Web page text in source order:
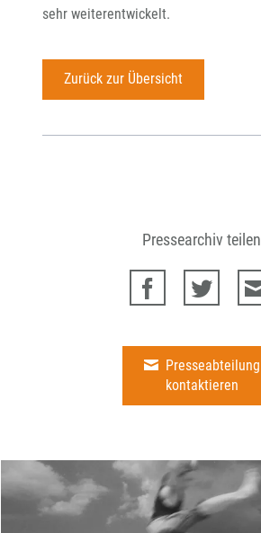
sehr weiterentwickelt.
Zurück zur Übersicht
Pressearchiv teilen
Presseabteilung
kontaktieren